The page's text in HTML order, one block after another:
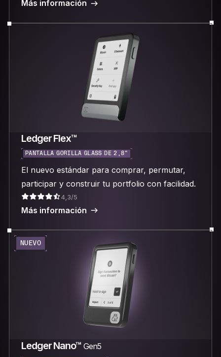
Más información
Ledger Flex™
PANTALLA GORILLA GLASS DE 2,8"
El nuevo estándar para comprar, permutar,
participar y construir tu portfolio con facilidad.
4,3/5
Más información
NUEVO
Ledger Nano™ Gen5